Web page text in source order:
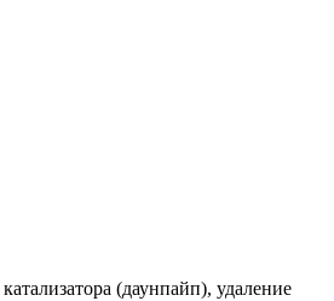
(даунпайп), удаление